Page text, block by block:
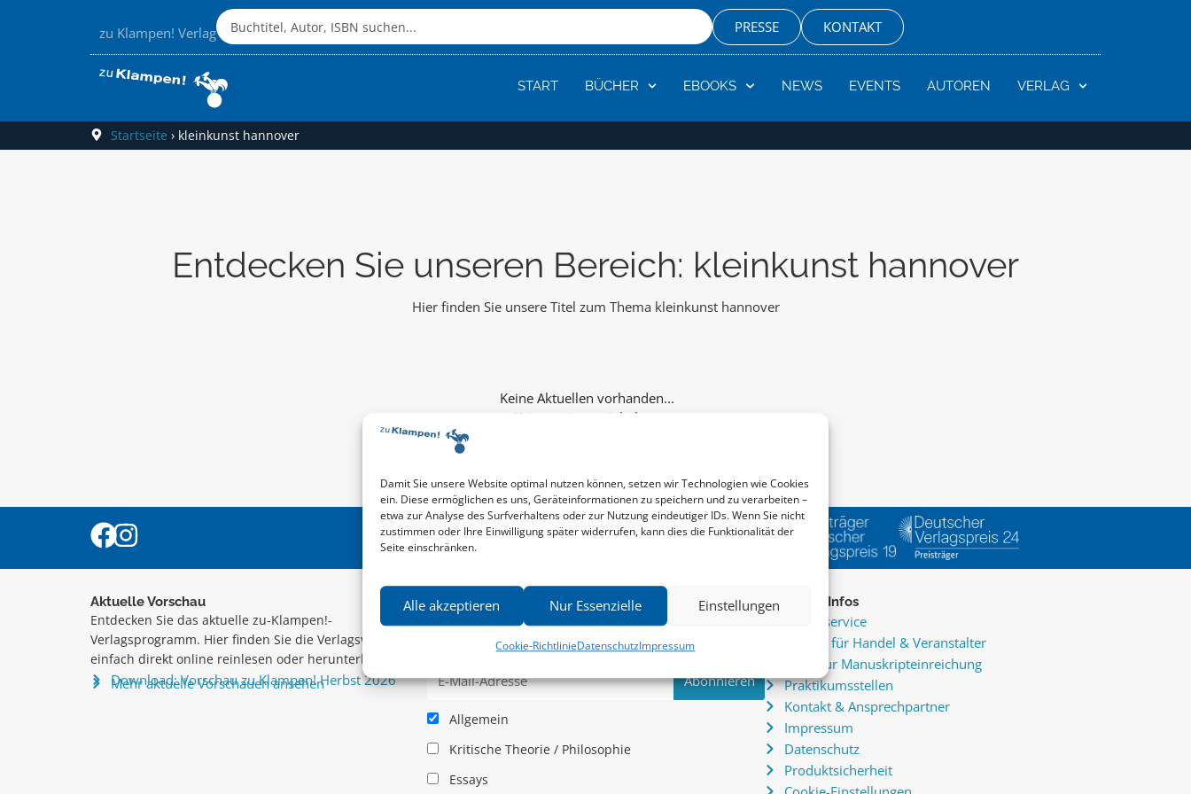
Damit Sie unsere Website optimal nutzen können, setzen wir Technologien wie Cookies
ein. Diese ermöglichen es uns, Geräteinformationen zu speichern und zu verarbeiten –
etwa zur Analyse des Surfverhaltens oder zur Nutzung eindeutiger IDs. Wenn Sie nicht
zustimmen oder Ihre Einwilligung später widerrufen, kann dies die Funktionalität der
Seite einschränken.
Alle akzeptieren Nur Essenzielle Einstellungen
Cookie-RichtlinieDatenschutzImpressum
zu Klampen! Verlag PRESSE KONTAKT
START BÜCHER EBOOKS NEWS EVENTS AUTOREN VERLAG
Startseite › kleinkunst hannover
Entdecken Sie unseren Bereich: kleinkunst hannover
Hier finden Sie unsere Titel zum Thema kleinkunst hannover
Keine weiteren Inhalte...
Aktuelle Vorschau
Entdecken Sie das aktuelle zu-Klampen!-
Verlagsprogramm. Hier finden Sie die Verlagsvorschau –
einfach direkt online reinlesen oder herunterladen.
Download: Vorschau zu Klampen! Herbst 2026
Mehr aktuelle Vorschauen ansehen
Newsletter
News zu aktuellen Neuheiten und Nachrichten im zu
Klampen! Verlag – jederzeit wieder abbestellbar.
Allgemein
Kritische Theorie / Philosophie
Essays
Service & Infos
Presseservice
Service für Handel & Veranstalter
Infos zur Manuskripteinreichung
Praktikumsstellen
Kontakt & Ansprechpartner
Impressum
Datenschutz
Produktsicherheit